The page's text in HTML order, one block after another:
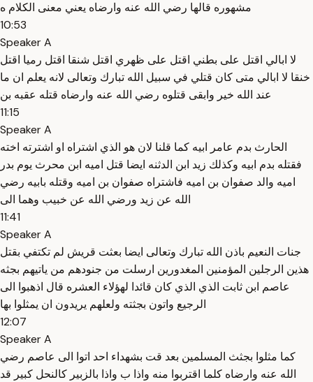
مشهوره قالها رضي الله عنه وارضاه يعني معنى الكلام ه
10:53
Speaker A
لا ابالي اقتل على بطني اقتل على ظهري اقتل شنقا اقتل رميا اقتل
خنقا لا ابالي متى كان قتلي في سبيل الله تبارك وتعالى لانه يعلم ان ما
عند الله خير وابقى قتلوه رضي الله عنه وارضاه قتله عقبه بن
11:15
Speaker A
الحارث بدم عامر ابيه كما قلنا لان هو الذي اشتراه او اشترته اخته
فقتله بدم ابيه وكذلك زيد ابن الدثنه ايضا قتل اميه ابن محرث يوم بدر
اميه والد صفوان بن اميه فاشتراه صفوان بن اميه وقتله بابيه رضي
الله عن زيد ورضي الله عن خبيب وهما الى
11:41
Speaker A
جنات النعيم باذن الله تبارك وتعالى ايضا بعثت قريش لم تكتفي بقتل
هذين الرجلين المؤمنين المغدورين ارسلت من جنودهم من ياتيهم بجثه
عاصم ابن ثابت الذي الذي كان قائدا لهؤلاء العشره قال اذهبوا الى
الرجيع واتون بجثته ولعلهم يريدون ان يمثلوا بها
12:07
Speaker A
كما مثلوا بجثث المسلمين بعد قت بشهداء احد اتوا الى عاصم رضي
الله عنه وارضاه كلما اقتربوا منه واذا ب واذا بالزبير كالنحل كبير قد